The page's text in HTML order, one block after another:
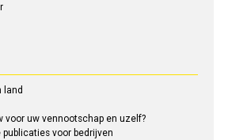
land
voor uw vennootschap en uzelf?
voor bedrijven